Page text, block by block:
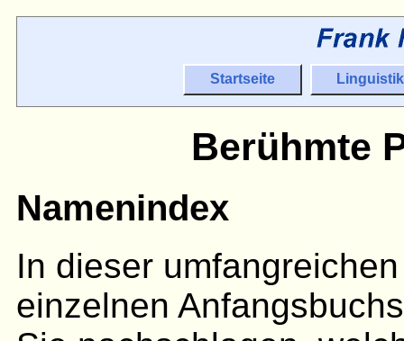
Startseite Linguistik
Berühmte
Namenindex
In dieser
einzelnen